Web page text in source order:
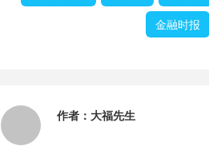
金融时报
作者： 大福先生